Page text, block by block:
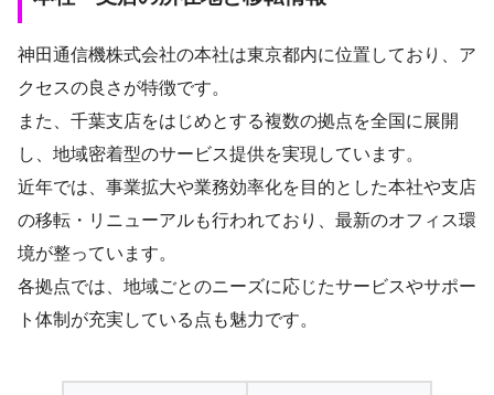
神田通信機株式会社の本社は東京都内に位置しており、ア
クセスの良さが特徴です。
また、千葉支店をはじめとする複数の拠点を全国に展開
し、地域密着型のサービス提供を実現しています。
近年では、事業拡大や業務効率化を目的とした本社や支店
の移転・リニューアルも行われており、最新のオフィス環
境が整っています。
各拠点では、地域ごとのニーズに応じたサービスやサポー
ト体制が充実している点も魅力です。